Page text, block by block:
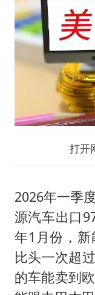
打开
2026年一季
源汽车出口
年1月份，
比头一次超
的车能卖到